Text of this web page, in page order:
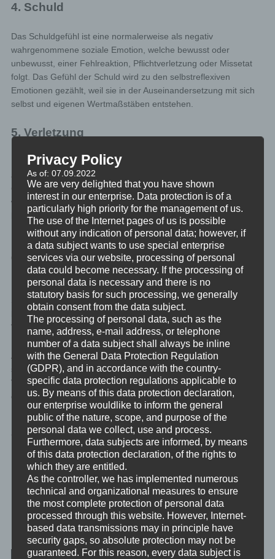
4. Schuld
Das Schuldgefühl ist eine normalerweise als negativ
wahrgenommene soziale Emotion, welche bewusst oder
unbewusst, einer Fehlreaktion, Pflichtverletzung oder Missetat
folgt. Das Gefühl der Schuld wird zu den selbstreflexiven
Emotionen gezählt, weil sie in der Auseinandersetzung mit sich
selbst und eigenen Wertmaßstäben entstehen.
5. Verletzung
Eine Verletzung (auch Kränkung) meint die Verletzung eines
anderen Menschen in seiner Ehre, seinen Werten, seinen
Gefühlen, insbesondere seiner Selbstachtung. Als
wissenschaftlich verwendeter Ausdruck in der Psychologie
bezeichnet sie eine Verwundung der seelisch-psychischen
Integrität. Was kränkt macht krank.
6. Scham
Das Schamgefühl gilt als angeboren. Die Anlässe für
Schamgefühl variieren zwischen sozialisations- und
kulturbedingten, sowie entsprechend der individuellen
Veranlagung und der aktuellen Befindlichkeit.
Auslöser für Schamgefühle können innerseelische Vorgänge
sein, wie zum Beispiel der Eindruck von Peinlichkeit oder
Verlegenheit, aber auch die Bloßstellung oder Beschämung
durch andere Menschen in Form von Demütigungen oder
Kränkungen.
7. Überforderung
Überforderung ist im strikten psychologischen Sinne keine
Emotion, und dennoch kennt jeder diesen inneren Zustand.
Daher behandeln wir ihn hier einfach wie eine Emotion.
Meditation: Verstehen der Emotion
Privacy Policy
As of: 07.09.2022
We are very delighted that you have shown
interest in our enterprise. Data protection is of a
particularly high priority for the management of us.
The use of the Internet pages of us is possible
without any indication of personal data; however, if
a data subject wants to use special enterprise
services via our website, processing of personal
data could become necessary. If the processing of
personal data is necessary and there is no
statutory basis for such processing, we generally
obtain consent from the data subject.
The processing of personal data, such as the
name, address, e-mail address, or telephone
number of a data subject shall always be inline
with the General Data Protection Regulation
(GDPR), and in accordance with the country-
specific data protection regulations applicable to
us. By means of this data protection declaration,
our enterprise wouldlike to inform the general
public of the nature, scope, and purpose of the
personal data we collect, use and process.
Furthermore, data subjects are informed, by means
of this data protection declaration, of the rights to
which they are entitled.
As the controller, we has implemented numerous
technical and organizational measures to ensure
the most complete protection of personal data
processed through this website. However, Internet-
based data transmissions may in principle have
security gaps, so absolute protection may not be
guaranteed. For this reason, every data subject is